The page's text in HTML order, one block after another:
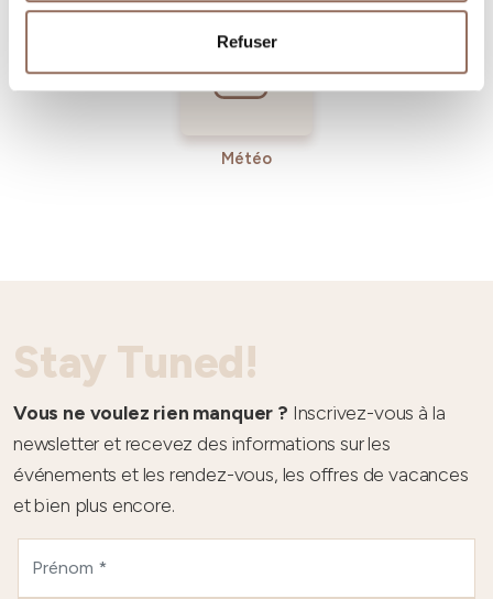
Refuser
Météo
Stay Tuned!
Vous ne voulez rien manquer ? Inscrivez-vous à la
newsletter et recevez des informations sur les
événements et les rendez-vous, les offres de vacances
et bien plus encore.